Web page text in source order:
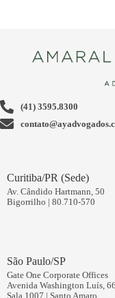
(41) 3595.8300
Curitiba/PR (Sede)
Av. Cândido Hartmann, 50
Bigorrilho | 80.710-570
São Paulo/SP
Gate One Corporate Offices
Avenida Washington Luís,
Sala 1007 | Santo Amaro